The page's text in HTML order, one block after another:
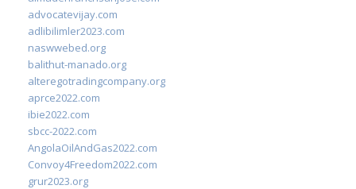
advocatevijay.com
adlibilimler2023.com
naswwebed.org
balithut-manado.org
alteregotradingcompany.org
aprce2022.com
ibie2022.com
sbcc-2022.com
AngolaOilAndGas2022.com
Convoy4Freedom2022.com
grur2023.org